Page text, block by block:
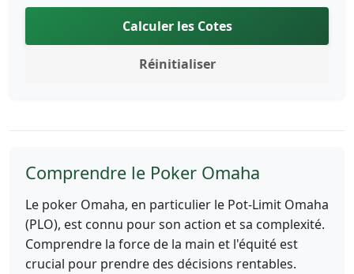
Calculer les Cotes
Réinitialiser
Comprendre le Poker Omaha
Le poker Omaha, en particulier le Pot-Limit Omaha
(PLO), est connu pour son action et sa complexité.
Comprendre la force de la main et l'équité est
crucial pour prendre des décisions rentables.